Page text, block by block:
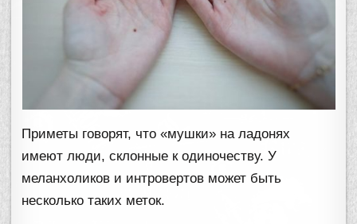
Приметы говорят, что «мушки» на ладонях
имеют люди, склонные к одиночеству. У
меланхоликов и интровертов может быть
несколько таких меток.